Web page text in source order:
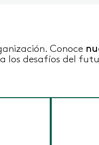
Conoce
los desafíos del